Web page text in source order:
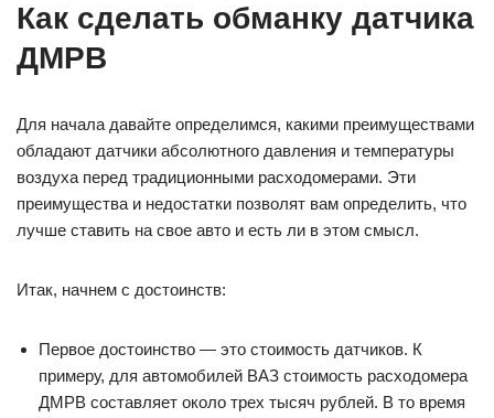
Как сделать обманку датчика
ДМРВ
Для начала давайте определимся, какими преимуществами
обладают датчики абсолютного давления и температуры
воздуха перед традиционными расходомерами. Эти
преимущества и недостатки позволят вам определить, что
лучше ставить на свое авто и есть ли в этом смысл.
Итак, начнем с достоинств:
Первое достоинство — это стоимость датчиков. К
примеру, для автомобилей ВАЗ стоимость расходомера
ДМРВ составляет около трех тысяч рублей. В то время